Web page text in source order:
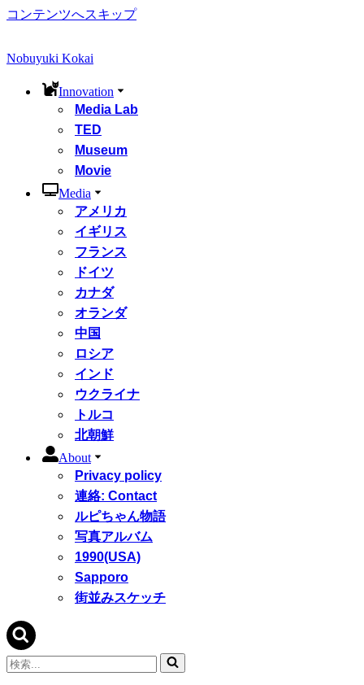
コンテンツへスキップ
Nobuyuki Kokai
Innovation
Media Lab
TED
Museum
Movie
Media
アメリカ
イギリス
フランス
ドイツ
カナダ
オランダ
中国
ロシア
インド
ウクライナ
トルコ
北朝鮮
About
Privacy policy
連絡: Contact
ルピちゃん物語
写真アルバム
1990(USA)
Sapporo
街並みスケッチ
検
索...